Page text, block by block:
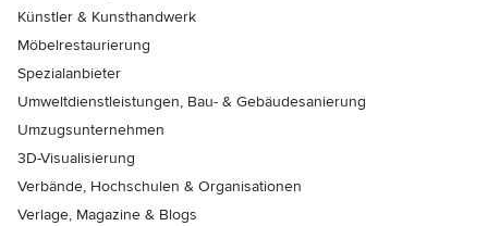
Künstler & Kunsthandwerk
Möbelrestaurierung
Spezialanbieter
Umweltdienstleistungen, Bau- & Gebäudesanierung
Umzugsunternehmen
3D-Visualisierung
Verbände, Hochschulen & Organisationen
Verlage, Magazine & Blogs